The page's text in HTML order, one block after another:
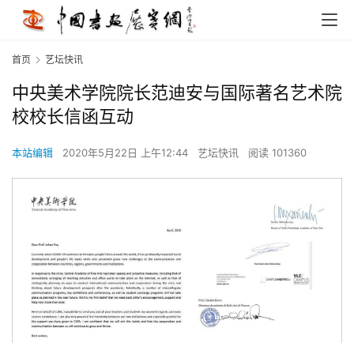
首页 艺坛快讯
中央美术学院院长范迪安与国际著名艺术院
校校长信函互动
本站编辑 2020年5月22日 上午12:44 艺坛快讯 阅读 101360